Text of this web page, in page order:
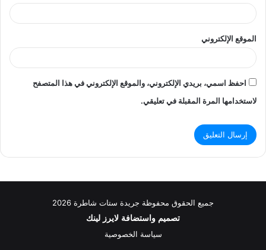
الموقع الإلكتروني
احفظ اسمي، بريدي الإلكتروني، والموقع الإلكتروني في هذا المتصفح
لاستخدامها المرة المقبلة في تعليقي.
جميع الحقوق محفوظة جريدة ستات شاطرة 2026
تصميم واستضافة لايرز لينك
سياسة الخصوصية